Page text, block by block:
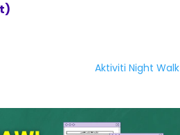
Aktiviti Night Walk